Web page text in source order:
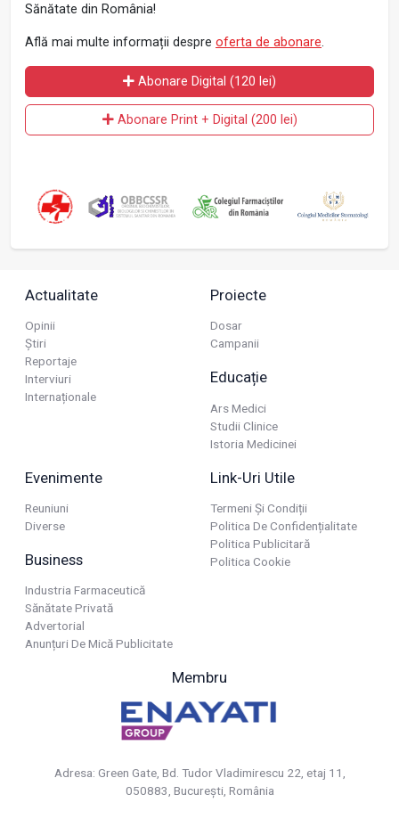
Sănătate din România!
Află mai multe informații despre oferta de abonare.
Abonare Digital (120 lei)
Abonare Print + Digital (200 lei)
Actualitate
Opinii
Știri
Reportaje
Interviuri
Internaționale
Proiecte
Dosar
Campanii
Educație
Ars Medici
Studii Clinice
Istoria Medicinei
Evenimente
Reuniuni
Diverse
Business
Industria Farmaceutică
Sănătate Privată
Advertorial
Anunțuri De Mică Publicitate
Link-Uri Utile
Termeni Și Condiții
Politica De Confidențialitate
Politica Publicitară
Politica Cookie
Membru
Adresa: Green Gate, Bd. Tudor Vladimirescu 22, etaj 11,
050883, Bucureşti, România